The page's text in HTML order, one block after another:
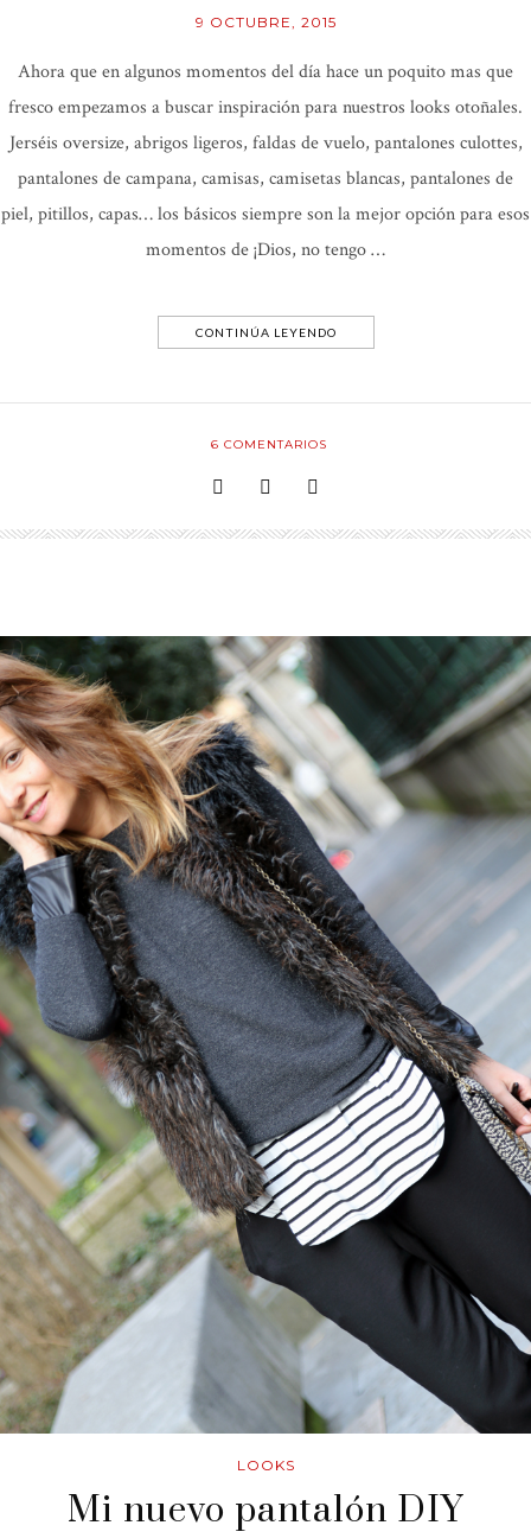
9 OCTUBRE, 2015
Ahora que en algunos momentos del día hace un poquito mas que
fresco empezamos a buscar inspiración para nuestros looks otoñales.
Jerséis oversize, abrigos ligeros, faldas de vuelo, pantalones culottes,
pantalones de campana, camisas, camisetas blancas, pantalones de
piel, pitillos, capas… los básicos siempre son la mejor opción para esos
momentos de ¡Dios, no tengo …
CONTINÚA LEYENDO
6 COMENTARIOS
LOOKS
Mi nuevo pantalón DIY